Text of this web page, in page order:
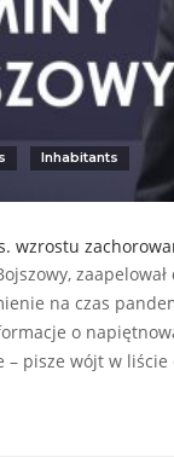
Inhabitants
wzrostu
na czas
o
pisze wójt w liście